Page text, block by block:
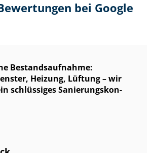
bei Google
Be­stands­auf­nah­me:
Heizung, Lüftung – wir
schlüssiges Sa­nie­rungs­kon­